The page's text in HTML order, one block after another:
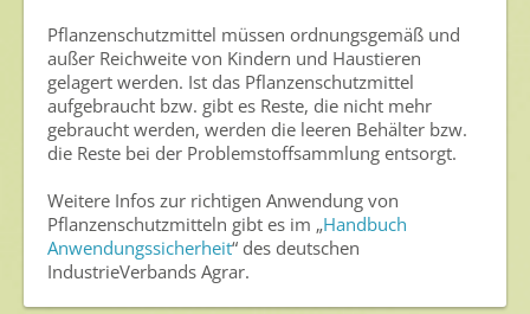
Entsorgung von Pflanzenschutzmittel-Leergebinden
Die IGP
Zum Verband
Ansprechpersonen
Veranstaltungen & Aktionen
Presse
Pflanzenschutzmittel müssen ordnungsgemäß und
außer Reichweite von Kindern und Haustieren
gelagert werden. Ist das Pflanzenschutzmittel
aufgebraucht bzw. gibt es Reste, die nicht mehr
gebraucht werden, werden die leeren Behälter bzw.
die Reste bei der Problemstoffsammlung entsorgt.
Weitere Infos zur richtigen Anwendung von
Pflanzenschutzmitteln gibt es im „Handbuch
Anwendungssicherheit“ des deutschen
IndustrieVerbands Agrar.